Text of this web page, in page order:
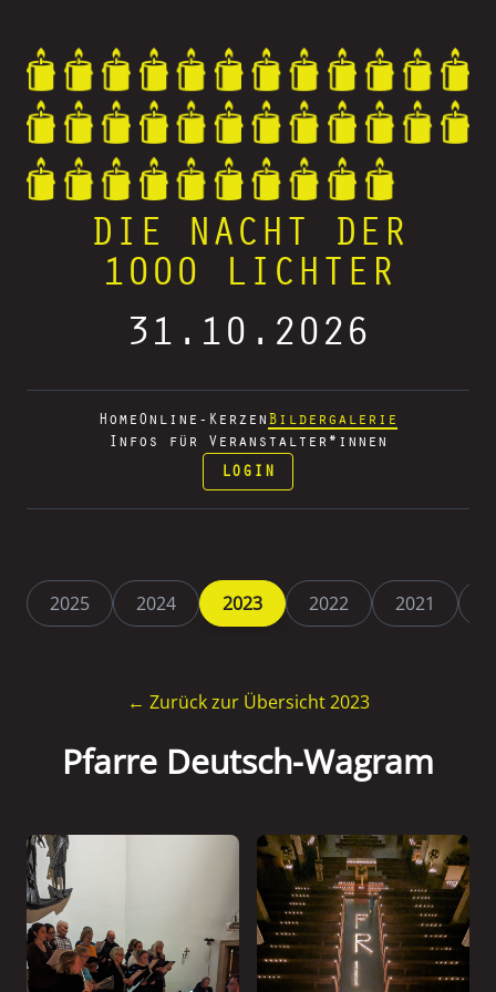
DIE NACHT DER
1000 LICHTER
31.10.2026
Home Online-Kerzen Bildergalerie
Infos für Veranstalter*innen
LOGIN
2025 2024 2023 2022 2021
← Zurück zur Übersicht 2023
Pfarre Deutsch-Wagram